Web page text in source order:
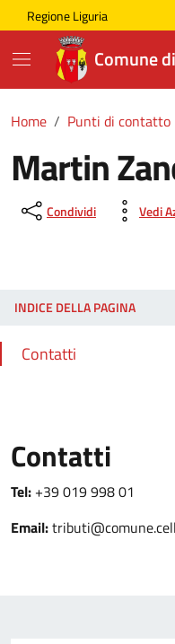
Skip to main content
Comune di Celle Ligure
Regione Liguria
Comune
Home Punti di contatto
Martin
Condividi Vedi
INDICE DELLA PAGINA
Contatti
Contatti
Tel: +39 019 998 01
Email: